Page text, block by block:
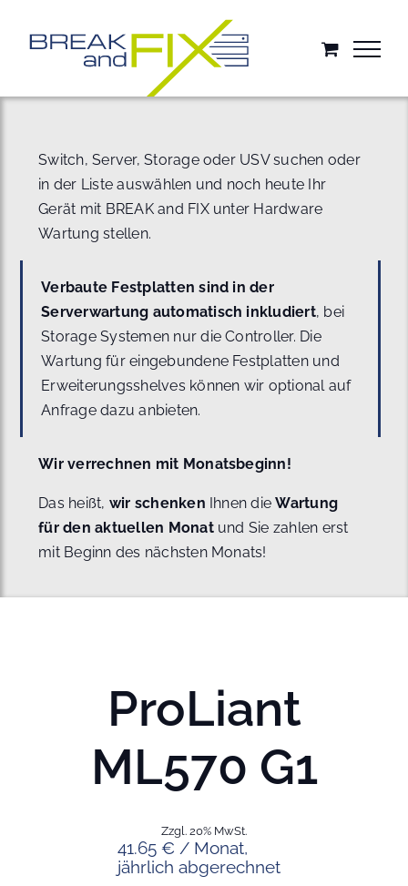
springen
Switch, Server, Storage oder USV suchen oder
in der Liste auswählen und noch heute Ihr
Gerät mit BREAK and FIX unter Hardware
Wartung stellen.
Verbaute Festplatten sind in der
Serverwartung automatisch inkludiert, bei
Storage Systemen nur die Controller. Die
Wartung für eingebundene Festplatten und
Erweiterungsshelves können wir optional auf
Anfrage dazu anbieten.
Wir verrechnen mit Monatsbeginn!
Das heißt, wir schenken Ihnen dieWartung
für den aktuellen Monat und Sie zahlen erst
mit Beginn des nächsten Monats!
ProLiant
ML570 G1
41.65 € / Monat,
jährlich abgerechnet
Zzgl. 20% MwSt.